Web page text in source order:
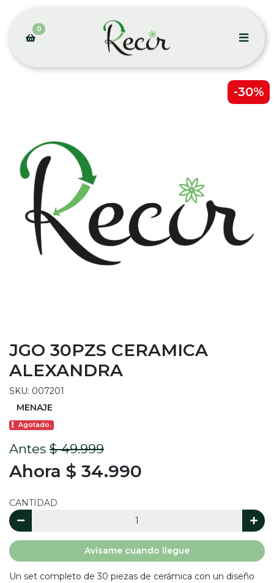
0
-30%
JGO 30PZS CERAMICA
ALEXANDRA
SKU: 007201
MENAJE
Agotado.
Antes $ 49.999
Ahora $ 34.990
CANTIDAD
Avísame cuando llegue
Un set completo de 30 piezas de cerámica con un diseño